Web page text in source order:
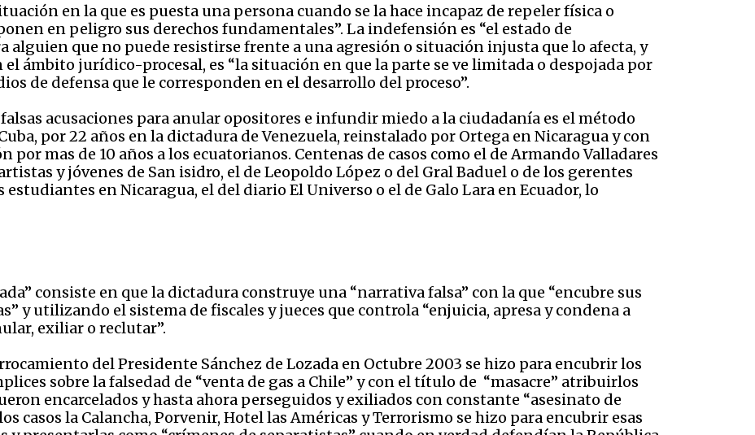
en la que es puesta una persona cuando se la hace incapaz de repeler física o
en peligro sus derechos fundamentales”. La indefensión es “el estado de
alguien que no puede resistirse frente a una agresión o situación injusta que lo afecta, y
ámbito jurídico-procesal, es “la situación en que la parte se ve limitada o despojada por
de defensa que le corresponden en el desarrollo del proceso”.
acusaciones para anular opositores e infundir miedo a la ciudadanía es el método
por 22 años en la dictadura de Venezuela, reinstalado por Ortega en Nicaragua y con
por mas de 10 años a los ecuatorianos. Centenas de casos como el de Armando Valladares
y jóvenes de San isidro, el de Leopoldo López o del Gral Baduel o de los gerentes
en Nicaragua, el del diario El Universo o el de Galo Lara en Ecuador, lo
consiste en que la dictadura construye una “narrativa falsa” con la que “encubre sus
y utilizando el sistema de fiscales y jueces que controla “enjuicia, apresa y condena a
exiliar o reclutar”.
del Presidente Sánchez de Lozada en Octubre 2003 se hizo para encubrir los
sobre la falsedad de “venta de gas a Chile” y con el título de “masacre” atribuirlos
encarcelados y hasta ahora perseguidos y exiliados con constante “asesinato de
casos la Calancha, Porvenir, Hotel las Américas y Terrorismo se hizo para encubrir esas